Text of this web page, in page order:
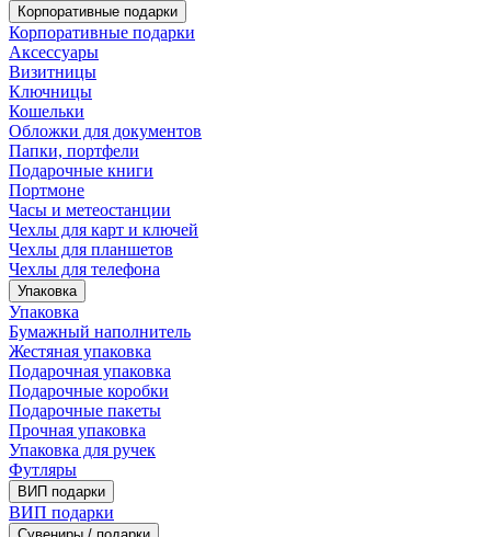
Корпоративные подарки
Корпоративные подарки
Аксессуары
Визитницы
Ключницы
Кошельки
Обложки для документов
Папки, портфели
Подарочные книги
Портмоне
Часы и метеостанции
Чехлы для карт и ключей
Чехлы для планшетов
Чехлы для телефона
Упаковка
Упаковка
Бумажный наполнитель
Жестяная упаковка
Подарочная упаковка
Подарочные коробки
Подарочные пакеты
Прочная упаковка
Упаковка для ручек
Футляры
ВИП подарки
ВИП подарки